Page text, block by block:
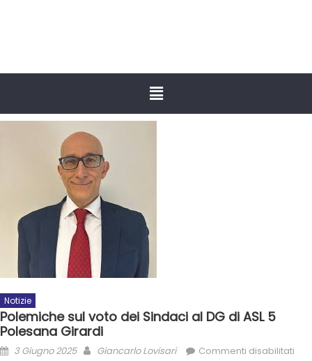
Notizie
Polemiche sul voto dei Sindaci al DG di ASL 5
Polesana Girardi
3 Giugno 2025 Giancarlo Lovisari Commenti disabilitati